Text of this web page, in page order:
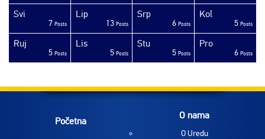
Svi
7 Posts
Lip
13 Posts
Srp
6 Posts
Kol
5 Posts
Ruj
5 Posts
Lis
5 Posts
Stu
5 Posts
Pro
6 Posts
Početna O nama
O Uredu